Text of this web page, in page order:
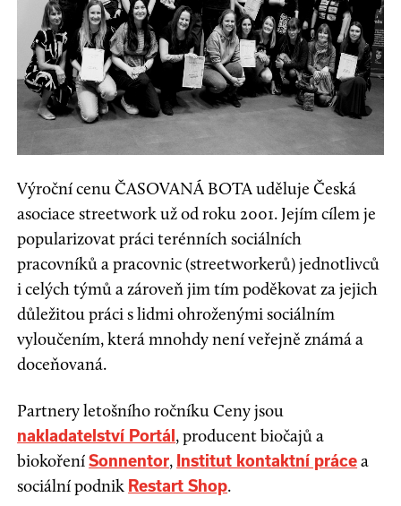
Výroční cenu ČASOVANÁ BOTA uděluje Česká
asociace streetwork už od roku 2001. Jejím cílem je
popularizovat práci terénních sociálních
pracovníků a pracovnic (streetworkerů) jednotlivců
i celých týmů a zároveň jim tím poděkovat za jejich
důležitou práci s lidmi ohroženými sociálním
vyloučením, která mnohdy není veřejně známá a
doceňovaná.
Partnery letošního ročníku Ceny jsou
nakladatelství Portál , producent biočajů a
biokořeníSonnentor, Institut kontaktní práce a
sociální podnik Restart Shop.